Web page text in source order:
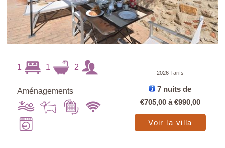
Trouver
1 1 2
Aménagements
2026 Tarifs
7 nuits de
€705,00 à€990,00
Voir la villa